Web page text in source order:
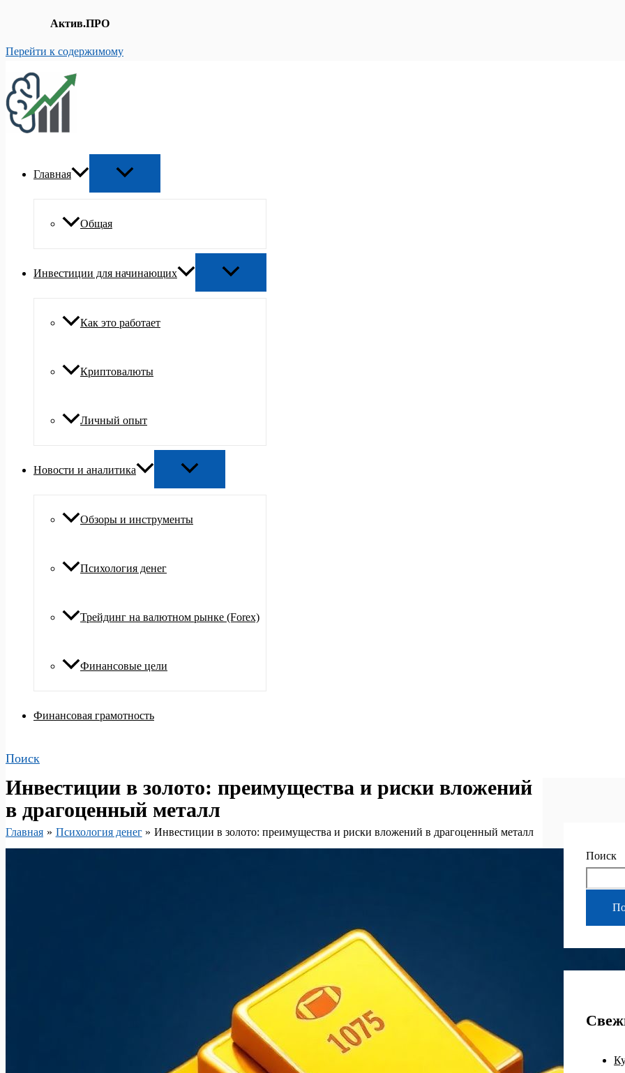
Актив.ПРО
Перейти к содержимому
Главная
Общая
Инвестиции для начинающих
Как это работает
Криптовалюты
Личный опыт
Новости и аналитика
Обзоры и инструменты
Психология денег
Трейдинг на валютном рынке (Forex)
Финансовые цели
Финансовая грамотность
Поиск
Инвестиции в золото: преимущества и риски вложений
в драгоценный металл
Главная Психология денег Инвестиции в золото: преимущества и риски вложений в драгоценный металл
Поиск